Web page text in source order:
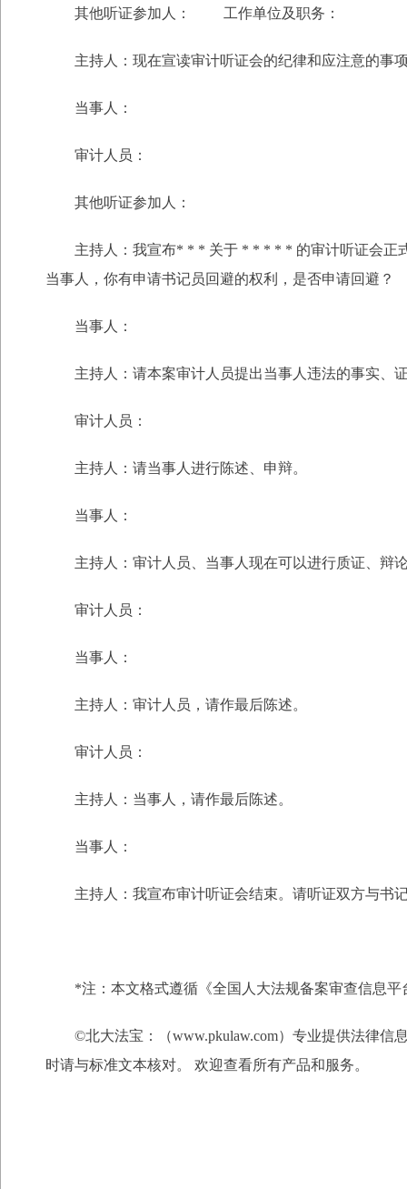
其他听证参加人： 工作单位及职务：
主持人：现在宣读审计听证会的纪律和应注意的事
当事人：
审计人员：
其他听证参加人：
主持人：我宣布* * * 关于 * * * * * 的审计听证会正
当事人，你有申请书记员回避的权利，是否申请回避？
当事人：
主持人：请本案审计人员提出当事人违法的事实、
审计人员：
主持人：请当事人进行陈述、申辩。
当事人：
主持人：审计人员、当事人现在可以进行质证、辩
审计人员：
当事人：
主持人：审计人员，请作最后陈述。
审计人员：
主持人：当事人，请作最后陈述。
当事人：
主持人：我宣布审计听证会结束。请听证双方与书
*注：本文格式遵循《全国人大法规备案审查信息
©北大法宝：（www.pkulaw.com）专业提供法律
时请与标准文本核对。 欢迎查看所有产品和服务。